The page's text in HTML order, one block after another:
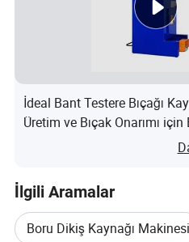
Bası
nç
10 MPa
yağı
Kesi
İdeal Bant Testere Bıçağı
Üretim ve Bıçak Onarımı
Testere Bıçağı Kaynağı
İlgili Aramalar
Boru Dikiş Kaynağı Makinesi